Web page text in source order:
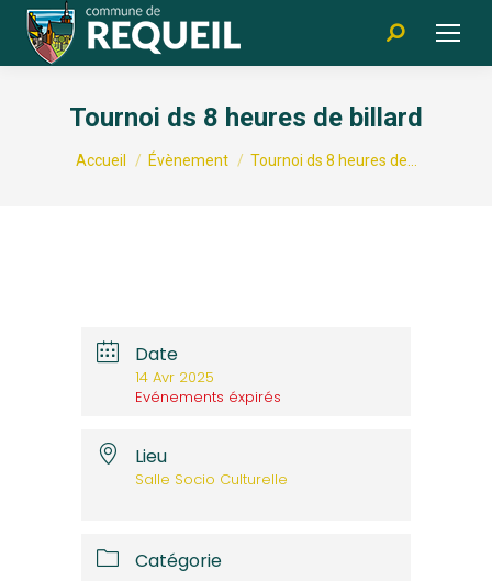
Recherche
:
Tournoi ds 8 heures de billard
Vous êtes ici :
Accueil Évènement Tournoi ds 8 heures de…
Date
14 Avr 2025
Evénements éxpirés
Lieu
Salle Socio Culturelle
Catégorie